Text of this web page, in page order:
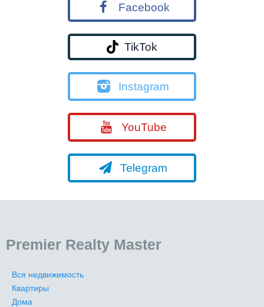
Facebook
TikTok
Instagram
YouTube
Telegram
Premier Realty Master
Вся недвижимость
Квартиры
Дома